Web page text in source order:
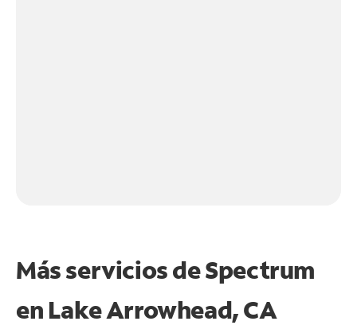
Más servicios de Spectrum
en Lake Arrowhead, CA